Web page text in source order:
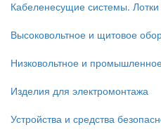
Кабеленесущие системы. Лотки
Высоковольтное и щитовое
Низковольтное и
Изделия для электромонтажа
Устройства и средства